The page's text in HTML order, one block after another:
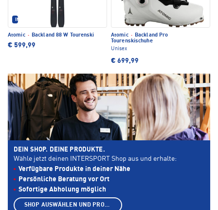
IM SET ERHÄLTLICH
Atomic · Backland 88 W Tourenski
€ 599,99
Atomic ·
Backland Pro
Tourenskischuhe
Unisex
€ 699,99
DEIN SHOP. DEINE PRODUKTE.
Wähle jetzt deinen INTERSPORT Shop aus und erhalte:
Verfügbare Produkte in deiner Nähe
Persönliche Beratung vor Ort
Sofortige Abholung möglich
SHOP AUSWÄHLEN UND PRODUKTE ANZEIGEN